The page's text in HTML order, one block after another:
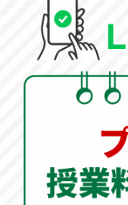
契約書面を受領
如何を問わずに
ができます。こ
要はありません
る行為をにより
は、お客様は、
きる旨を記載し
た日から起算し
フをすることが出